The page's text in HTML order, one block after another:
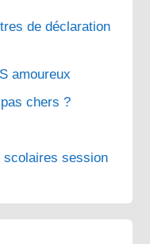
de déclaration
amoureux
chers ?
scolaires session